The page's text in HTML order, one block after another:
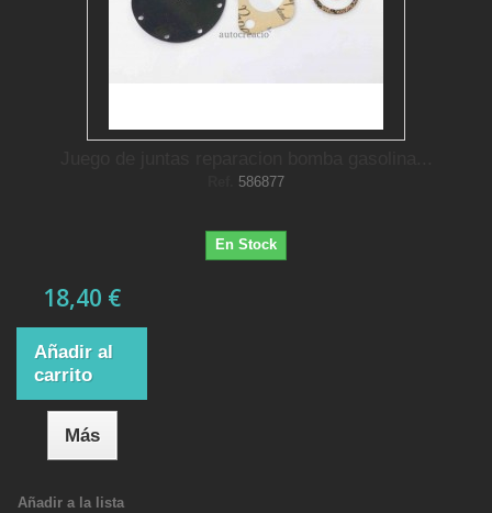
586877
En Stock
18,40 €
Añadir al
carrito
Más
Añadir a la lista